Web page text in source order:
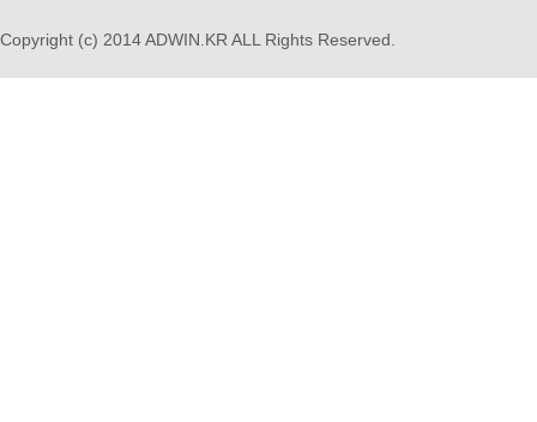
Copyright (c) 2014 ADWIN.KR ALL Rights Reserved.